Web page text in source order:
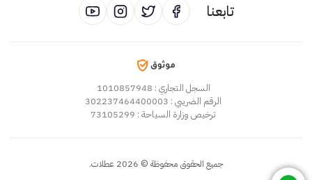
تابعنا
السجل التجاري : 1010857948
الرقم الضريبي : 302237464400003
ترخيص وزارة السياحة : 73105299
جميع الحقوق محفوظة ©
2026 عطلات.